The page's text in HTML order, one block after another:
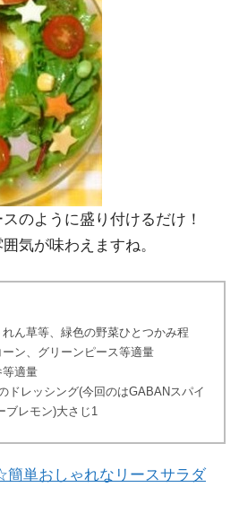
のように盛り付けるだけ！
気が味わえますね。
ん草等、緑色の野菜ひとつかみ程
ン、グリーンピース等適量
等適量
ドレッシング(今回のはGABANスパイ
ブレモン)大さじ1
単おしゃれなリースサラダ